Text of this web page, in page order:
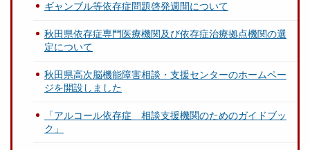
ギャンブル等依存症問題啓発週間について
秋田県依存症専門医療機関及び依存症治療拠点機関の選
定について
秋田県高次脳機能障害相談・支援センターのホームペー
ジを開設しました
「アルコール依存症 相談支援機関のためのガイドブッ
ク」